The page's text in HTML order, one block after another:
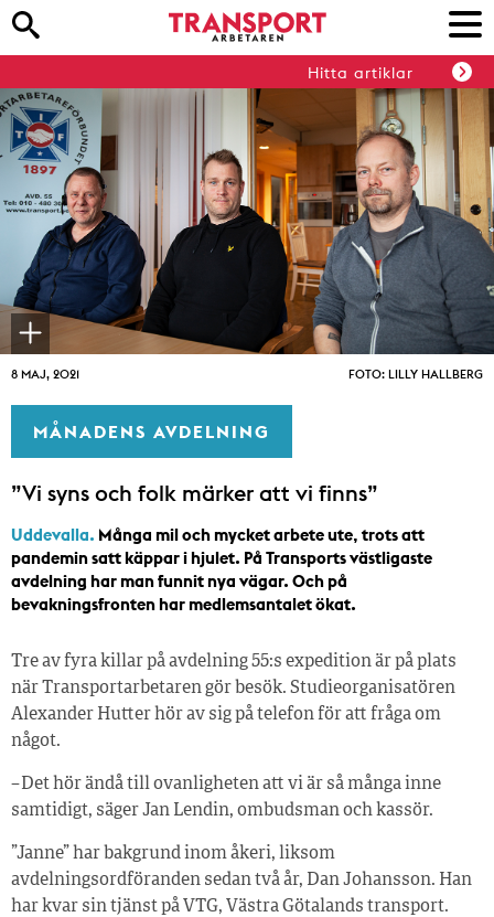
Hitta artiklar
8 MAJ, 2021 FOTO: LILLY HALLBERG
MÅNADENS AVDELNING
”Vi syns och folk märker att vi finns”
Uddevalla. Många mil och mycket arbete ute, trots att
pandemin satt käppar i hjulet. På Transports västligaste
avdelning har man funnit nya vägar. Och på
bevakningsfronten har medlemsantalet ökat.
Tre av fyra killar på avdelning 55:s expedition är på plats
när Transportarbetaren gör besök. Studieorganisatören
Alexander Hutter hör av sig på telefon för att fråga om
något.
– Det hör ändå till ovanligheten att vi är så många inne
samtidigt, säger Jan Lendin, ombudsman och kassör.
”Janne” har bakgrund inom åkeri, liksom
avdelningsordföranden sedan två år, Dan Johansson. Han
har kvar sin tjänst på VTG, Västra Götalands transport.